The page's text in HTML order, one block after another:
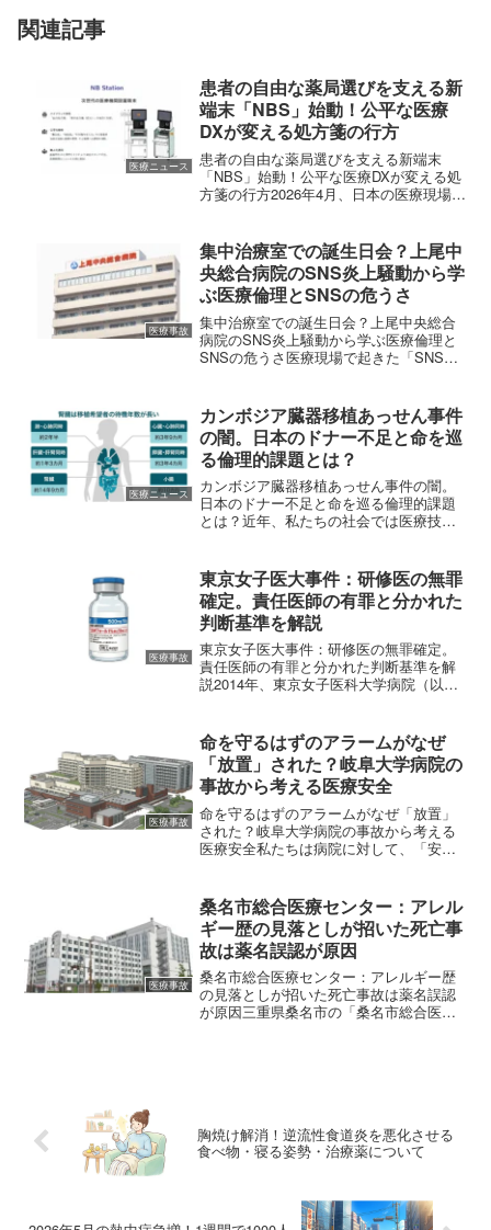
関連記事
医療ニュース
患者の自由な薬局選びを支える新
端末「NBS」始動！公平な医療
DXが変える処方箋の行方
患者の自由な薬局選びを支える新端末
「NBS」始動！公平な医療DXが変える処
方箋の行方2026年4月、日本の医療現場に
本薬剤師会（以下、日薬）が正式に受付
を開始した処方箋...
医療事故
集中治療室での誕生日会？上尾中
央総合病院のSNS炎上騒動から学
ぶ医療倫理とSNSの危うさ
集中治療室での誕生日会？上尾中央総合
病院のSNS炎上騒動から学ぶ医療倫理と
SNSの危うさ医療現場で起きた「SNS炎
数の看護師が勤務中に誕生日パーティー
を開催し、その様...
医療ニュース
カンボジア臓器移植あっせん事件
の闇。日本のドナー不足と命を巡
る倫理的課題とは？
カンボジア臓器移植あっせん事件の闇。
日本のドナー不足と命を巡る倫理的課題
とは？近年、私たちの社会では医療技術
って完治や改善が見込める時代となりま
した。しかし、その光の陰...
医療事故
東京女子医大事件：研修医の無罪
確定。責任医師の有罪と分かれた
判断基準を解説
東京女子医大事件：研修医の無罪確定。
責任医師の有罪と分かれた判断基準を解
説2014年、東京女子医科大学病院（以
子が鎮静剤「プロポフォール」の投与後
に亡くなった事件...
医療事故
命を守るはずのアラームがなぜ
「放置」された？岐阜大学病院の
事故から考える医療安全
命を守るはずのアラームがなぜ「放置」
された？岐阜大学病院の事故から考える
医療安全私たちは病院に対して、「安全
は最新の注意が払われ、不慮の事態には
即座に対応してもらえると...
医療事故
桑名市総合医療センター：アレル
ギー歴の見落としが招いた死亡事
故は薬名誤認が原因
桑名市総合医療センター：アレルギー歴
の見落としが招いた死亡事故は薬名誤認
が原因三重県桑名市の「桑名市総合医療
胸焼け解消！逆流性食道炎を悪化させる
食べ物・寝る姿勢・治療薬について